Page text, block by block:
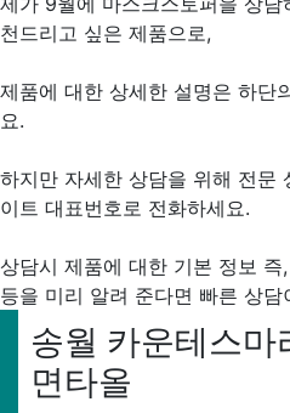
천드리고 싶은 제품으로,
제품에 대한 상세한 설명은 하단
요.
하지만 자세한 상담을 위해 전문
이트 대표번호로 전화하세요.
상담시 제품에 대한 기본 정보
등을 미리 알려 준다면 빠른 상담
송월 카운테스
면타올